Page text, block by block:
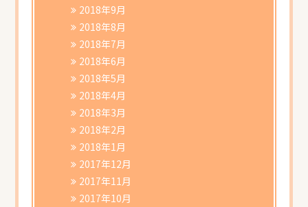
2018年9月
2018年8月
2018年7月
2018年6月
2018年5月
2018年4月
2018年3月
2018年2月
2018年1月
2017年12月
2017年11月
2017年10月